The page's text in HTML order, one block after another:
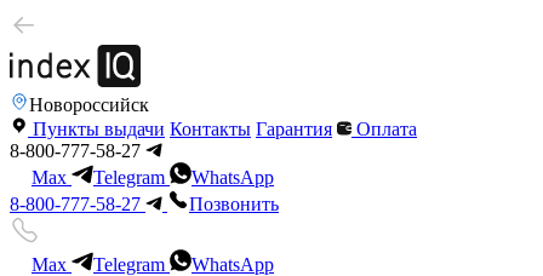
Новороссийск
Пункты выдачи Контакты Гарантия
Оплата
8-800-777-58-27
Max
Telegram
WhatsApp
8-800-777-58-27
Позвонить
Max Telegram
WhatsApp